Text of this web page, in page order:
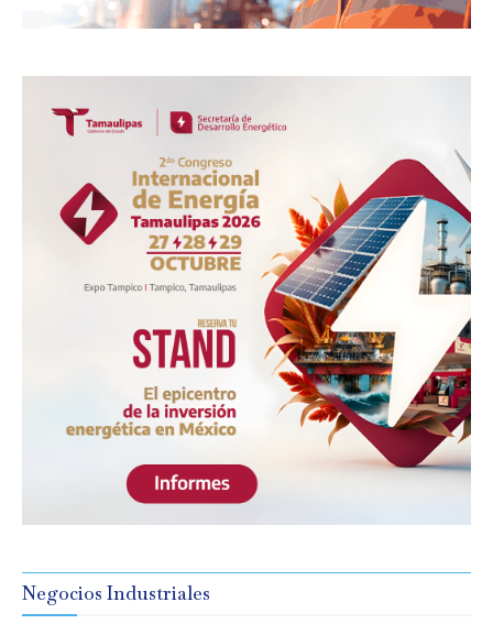
Negocios Industriales